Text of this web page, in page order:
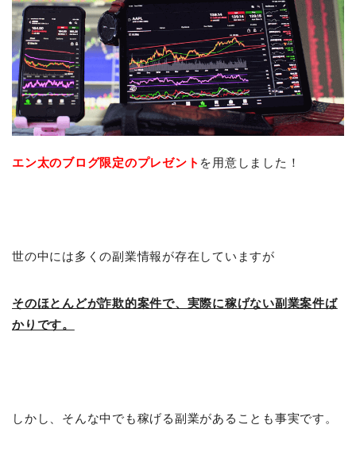
エン太のブログ限定のプレゼント を用意しました！
世の中には多くの副業情報が存在していますが
そのほとんどが詐欺的案件で、実際に稼げない副業案件ば
かりです。
しかし、そんな中でも稼げる副業があることも事実です。